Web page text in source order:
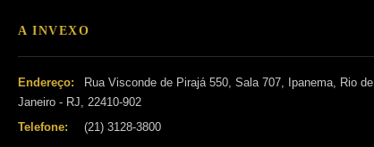
A INVEXO
Endereço:
Rua Visconde de Pirajá 550, Sala 707, Ipanema, Rio de
Janeiro - RJ, 22410-902
Telefone:
(21) 3128-3800